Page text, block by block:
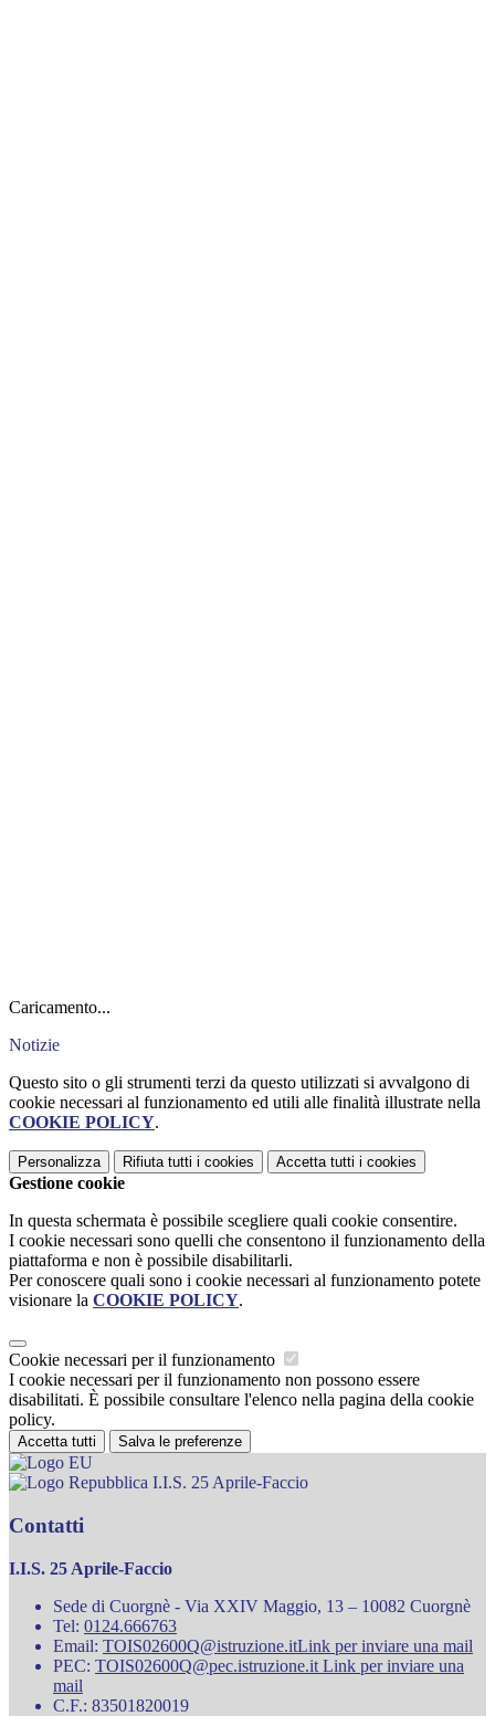
Caricamento...
Notizie
Questo sito o gli strumenti terzi da questo utilizzati si avvalgono di
cookie necessari al funzionamento ed utili alle finalità illustrate nella
COOKIE POLICY.
Personalizza Rifiuta tutti i cookies Accetta tutti i cookies
Gestione cookie
In questa schermata è possibile scegliere quali cookie consentire.
I cookie necessari sono quelli che consentono il funzionamento della
piattaforma e non è possibile disabilitarli.
Per conoscere quali sono i cookie necessari al funzionamento potete
visionare la COOKIE POLICY.
Cookie necessari per il funzionamento
I cookie necessari per il funzionamento non possono essere
disabilitati. È possibile consultare l'elenco nella pagina della cookie
policy.
Accetta tutti Salva le preferenze
I.I.S. 25 Aprile-Faccio
Contatti
I.I.S. 25 Aprile-Faccio
Sede di Cuorgnè - Via XXIV Maggio, 13 – 10082 Cuorgnè
Tel: 0124.666763
Email: TOIS02600Q@istruzione.itLink per inviare una mail
PEC: TOIS02600Q@pec.istruzione.it Link per inviare una
mail
C.F.: 83501820019